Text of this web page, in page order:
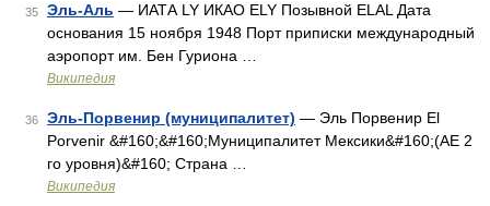
35 Эль-Аль — ИАТА LY ИКАО ELY Позывной ELAL Дата
основания 15 ноября 1948 Порт приписки международный
аэропорт им. Бен Гуриона …
Википедия
36 Эль-Порвенир (муниципалитет) — Эль Порвенир El
Porvenir &#160;&#160;Муниципалитет Мексики&#160;(АЕ 2
го уровня)&#160; Страна …
Википедия